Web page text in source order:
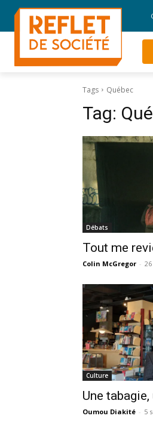
Tags Québec
Tag:
Débats
Tout me
Colin McGregor -
Culture
Une
Oumou Diakité - 5